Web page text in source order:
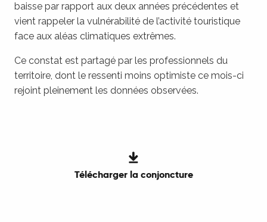
baisse par rapport aux deux années précédentes et
vient rappeler la vulnérabilité de l’activité touristique
face aux aléas climatiques extrêmes.
Ce constat est partagé par les professionnels du
territoire, dont le ressenti moins optimiste ce mois-ci
rejoint pleinement les données observées.
Télécharger la conjoncture